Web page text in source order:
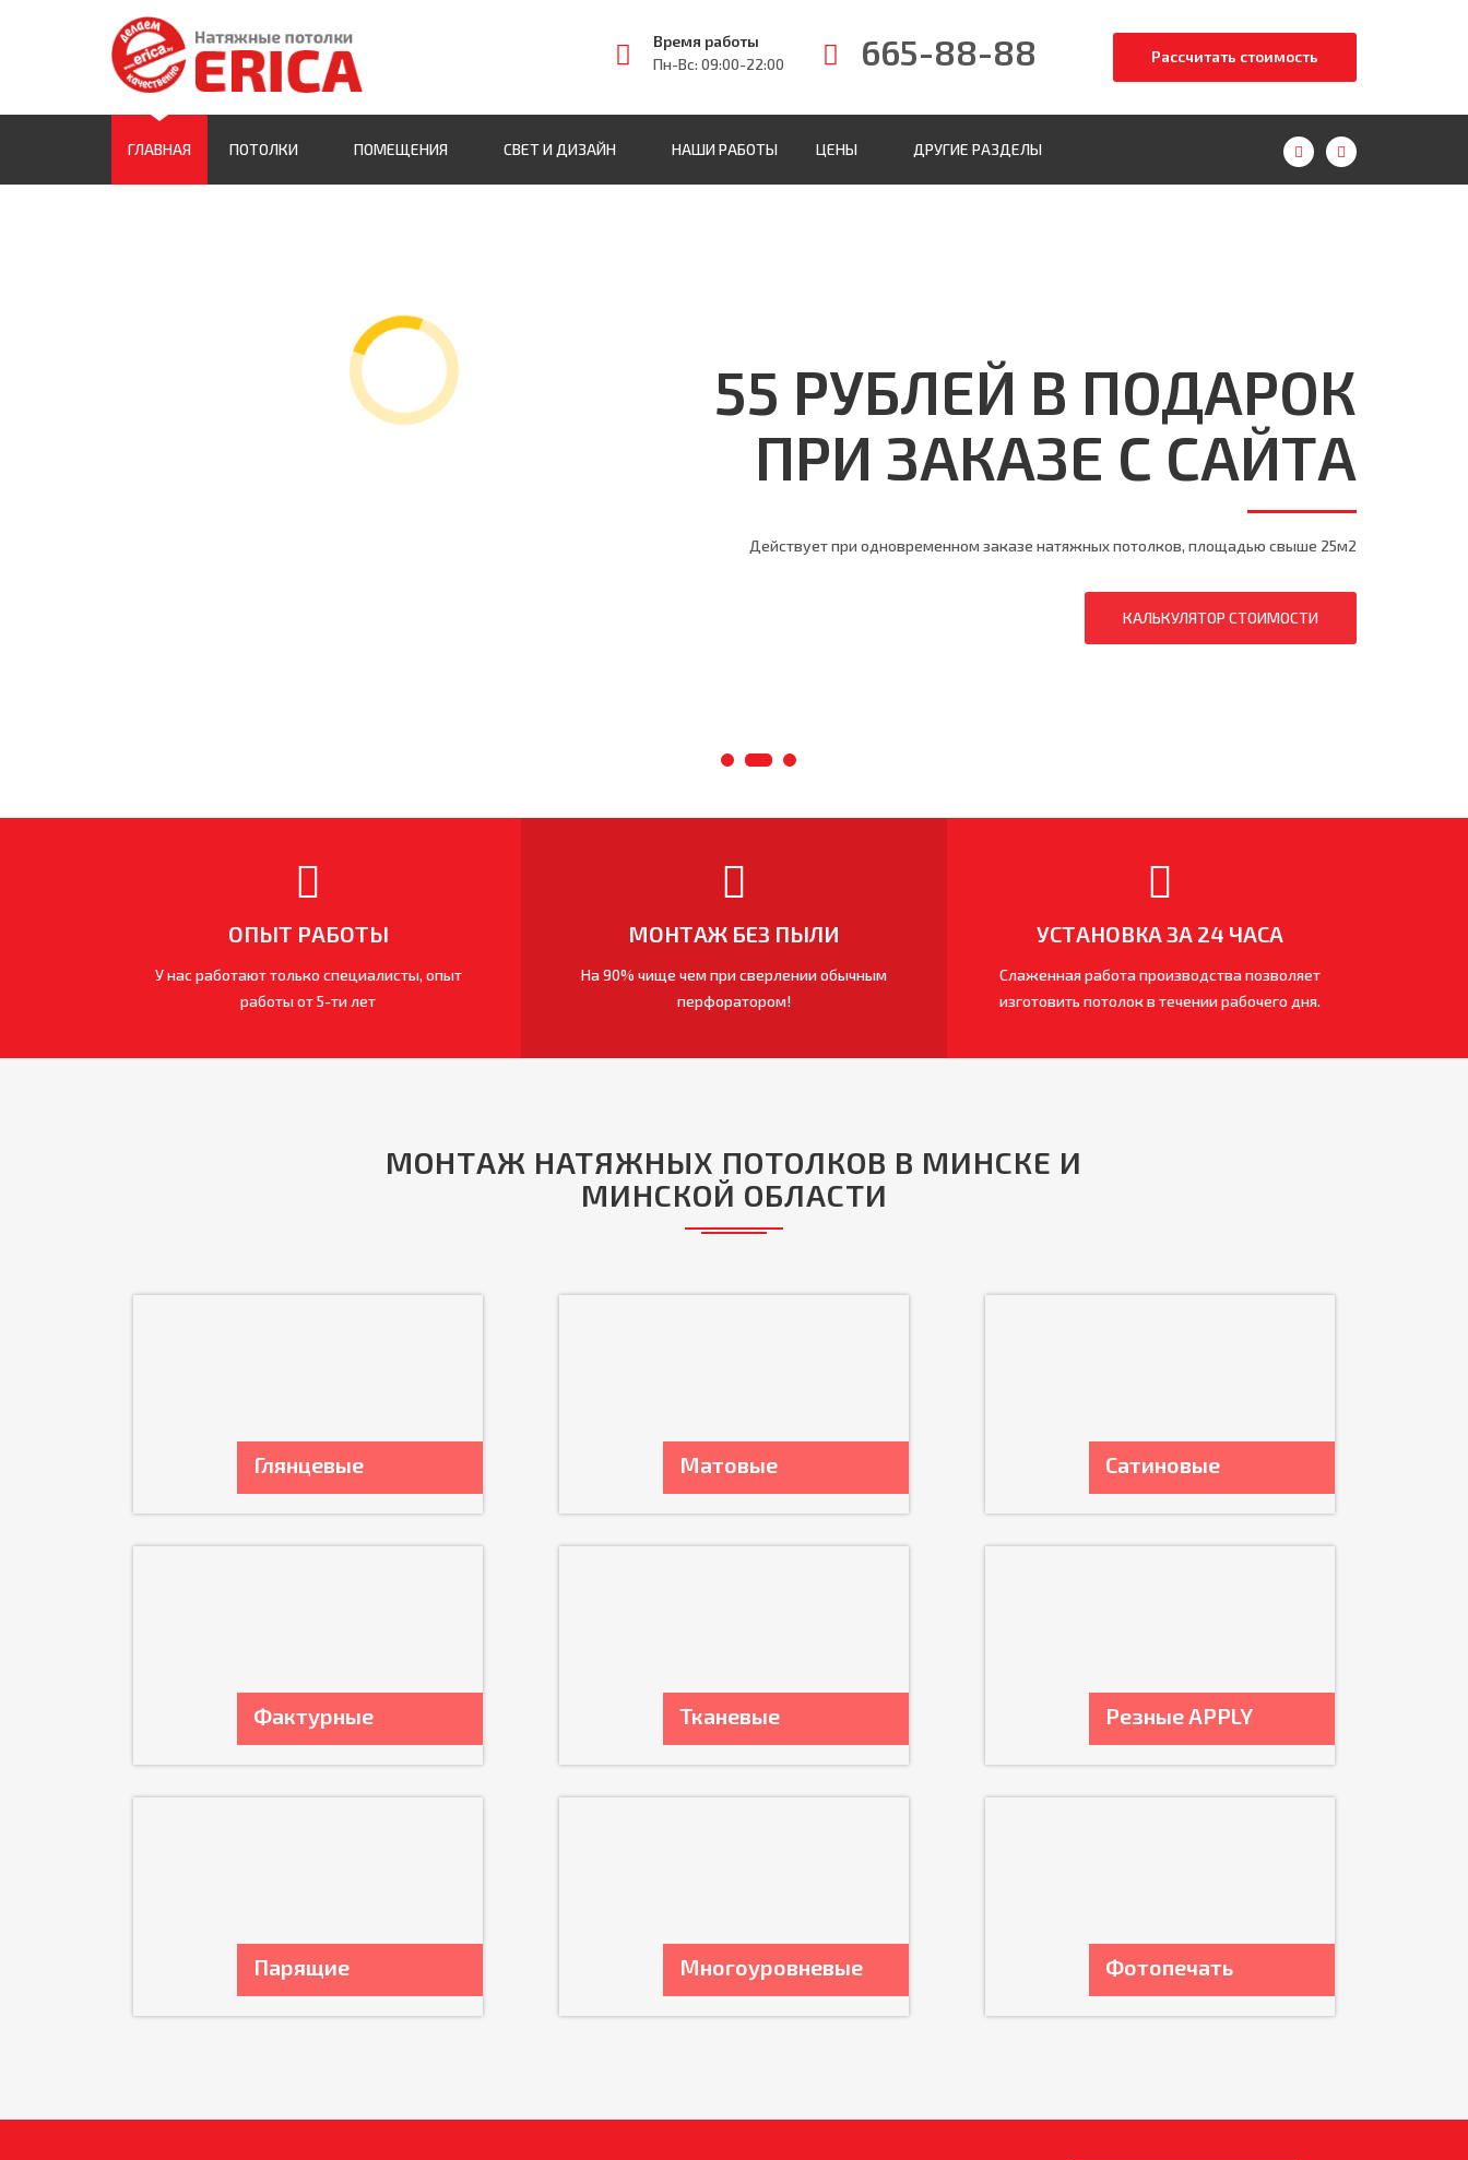
Время работы
Пн-Вс: 09:00-22:00
665-88-88 Рассчитать стоимость
ГЛАВНАЯ ПОТОЛКИ ПОМЕЩЕНИЯ СВЕТ И ДИЗАЙН НАШИ РАБОТЫ ЦЕНЫ ДРУГИЕ РАЗДЕЛЫ
55 РУБЛЕЙ В ПОДАРОК
ПРИ ЗАКАЗЕ С САЙТА
Действует при одновременном заказе натяжных потолков, площадью свыше 25м2
КАЛЬКУЛЯТОР СТОИМОСТИ
ОПЫТ РАБОТЫ
У нас работают только специалисты, опыт
работы от 5-ти лет
МОНТАЖ БЕЗ ПЫЛИ
На 90% чище чем при сверлении обычным
перфоратором!
УСТАНОВКА ЗА 24 ЧАСА
Слаженная работа производства позволяет
изготовить потолок в течении рабочего дня.
МОНТАЖ НАТЯЖНЫХ ПОТОЛКОВ В МИНСКЕ И
МИНСКОЙ ОБЛАСТИ
Глянцевые Матовые Сатиновые
Фактурные Тканевые Резные APPLY
Парящие Многоуровневые Фотопечать